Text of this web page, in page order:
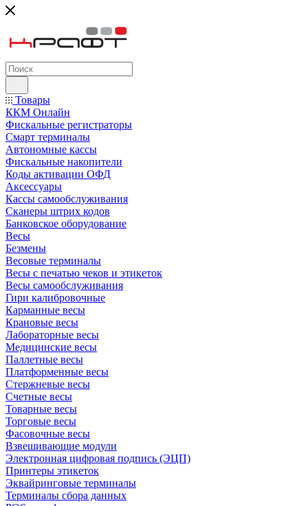
Товары
ККМ Онлайн
Фискальные регистраторы
Смарт терминалы
Автономные кассы
Фискальные накопители
Коды активации ОФД
Аксессуары
Кассы самообслуживания
Сканеры штрих кодов
Банковское оборудование
Весы
Безмены
Весовые терминалы
Весы с печатью чеков и этикеток
Весы самообслуживания
Гири калибровочные
Карманные весы
Крановые весы
Лабораторные весы
Медицинские весы
Паллетные весы
Платформенные весы
Стержневые весы
Счетные весы
Товарные весы
Торговые весы
Фасовочные весы
Взвешивающие модули
Электронная цифровая подпись (ЭЦП)
Принтеры этикеток
Эквайринговые терминалы
Терминалы сбора данных